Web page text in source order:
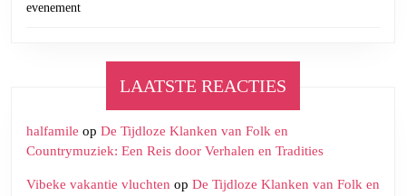
evenement
LAATSTE REACTIES
halfamile op De Tijdloze Klanken van Folk en
Countrymuziek: Een Reis door Verhalen en Tradities
Vibeke vakantie vluchten op De Tijdloze Klanken van Folk en